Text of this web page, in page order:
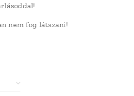
nem fog látszani!